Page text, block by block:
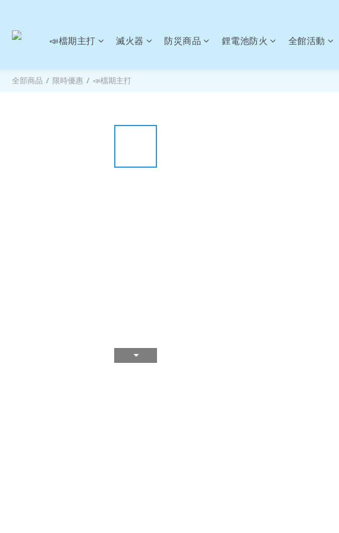
📣檔期主打 滅火器 防災商品 鋰電池防火 全館活動
全部商品 / 限時優惠 / 📣檔期主打